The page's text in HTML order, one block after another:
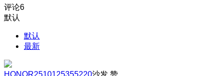
评论6
默认
默认
最新
HONOR2510125355220沙发 赞